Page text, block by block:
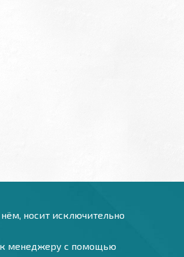
носит исключительно
к менеджеру с помощью